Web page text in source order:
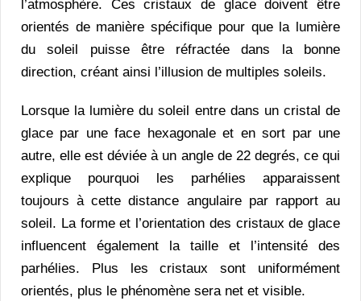
l’atmosphère. Ces cristaux de glace doivent être
orientés de manière spécifique pour que la lumière
du soleil puisse être réfractée dans la bonne
direction, créant ainsi l’illusion de multiples soleils.
Lorsque la lumière du soleil entre dans un cristal de
glace par une face hexagonale et en sort par une
autre, elle est déviée à un angle de 22 degrés, ce qui
explique pourquoi les parhélies apparaissent
toujours à cette distance angulaire par rapport au
soleil. La forme et l’orientation des cristaux de glace
influencent également la taille et l’intensité des
parhélies. Plus les cristaux sont uniformément
orientés, plus le phénomène sera net et visible.